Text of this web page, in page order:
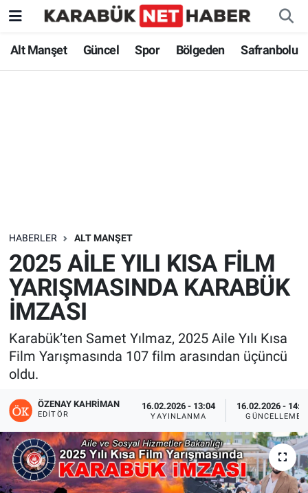
Alt Manşet Güncel Spor Bölgeden Safranbolu
HABERLER ALT MANŞET
2025 AİLE YILI KISA FİLM
YARIŞMASINDA KARABÜK
İMZASI
Karabük’ten Samet Yılmaz, 2025 Aile Yılı Kısa
Film Yarışmasında 107 film arasından üçüncü
oldu.
ÖZENAY KAHRIMAN
EDITÖR
16.02.2026 - 13:04
YAYINLANMA
16.02.2026 -
GÜNCELLEME